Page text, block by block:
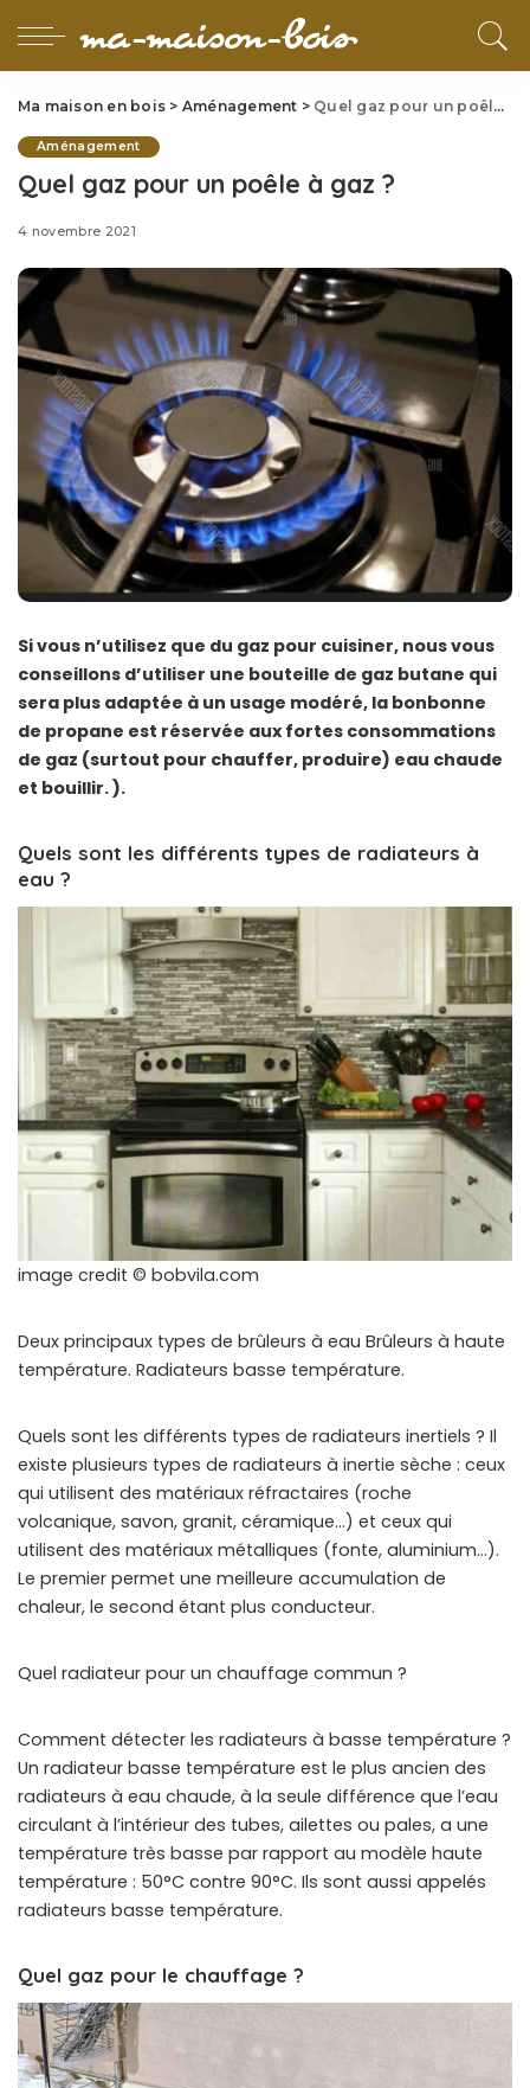
Ma maison en bois > Aménagement > Quel gaz pour un poêle à gaz ?
Aménagement
Quel gaz pour un poêle à gaz ?
4 novembre 2021
Si vous n’utilisez que du gaz pour cuisiner, nous vous
conseillons d’utiliser une bouteille de gaz butane qui
sera plus adaptée à un usage modéré, la bonbonne
de propane est réservée aux fortes consommations
de gaz (surtout pour chauffer, produire) eau chaude
et bouillir. ).
Quels sont les différents types de radiateurs à
eau ?
image credit © bobvila.com
Deux principaux types de brûleurs à eau Brûleurs à haute
température. Radiateurs basse température.
Quels sont les différents types de radiateurs inertiels ? Il
existe plusieurs types de radiateurs à inertie sèche : ceux
qui utilisent des matériaux réfractaires (roche
volcanique, savon, granit, céramique…) et ceux qui
utilisent des matériaux métalliques (fonte, aluminium…).
Le premier permet une meilleure accumulation de
chaleur, le second étant plus conducteur.
Quel radiateur pour un chauffage commun ?
Comment détecter les radiateurs à basse température ?
Un radiateur basse température est le plus ancien des
radiateurs à eau chaude, à la seule différence que l’eau
circulant à l’intérieur des tubes, ailettes ou pales, a une
température très basse par rapport au modèle haute
température : 50°C contre 90°C. Ils sont aussi appelés
radiateurs basse température.
Quel gaz pour le chauffage ?